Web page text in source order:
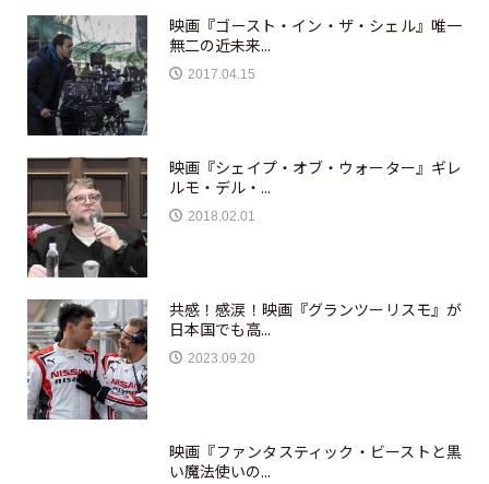
映画『ゴースト・イン・ザ・シェル』唯一
無二の近未来...
2017.04.15
映画『シェイプ・オブ・ウォーター』ギレ
ルモ・デル・...
2018.02.01
共感！感涙！映画『グランツーリスモ』が
日本国でも高...
2023.09.20
映画『ファンタスティック・ビーストと黒
い魔法使いの...